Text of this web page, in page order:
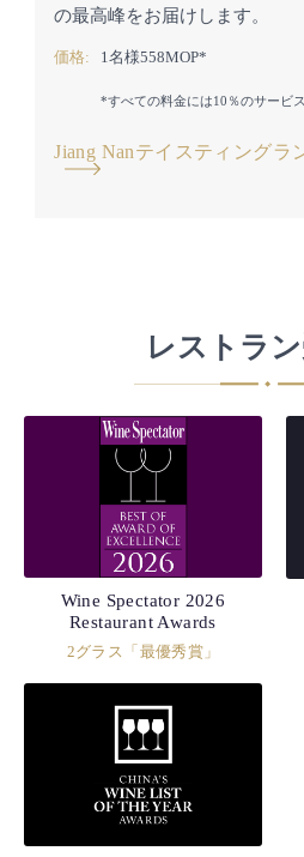
の最高峰をお届けします。
価格: 1名様558MOP*
*すべての料金には10％のサービ
Jiang Nanテイスティングラ
レストラ
Wine Spectator 2026
Restaurant Awards
2グラス「最優秀賞」